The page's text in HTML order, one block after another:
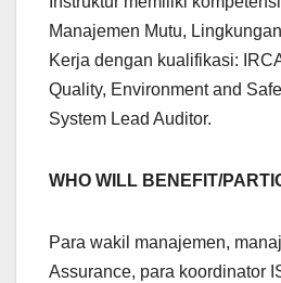
Manajemen Mutu,
Kerja dengan kualifikasi:
Quality, Environment and
System Lead Auditor.
WHO WILL BENEFIT/
Para wakil manajemen,
Assurance, para koordinator